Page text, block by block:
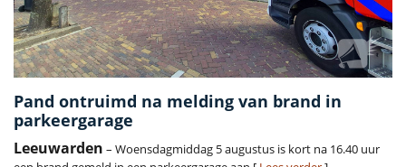
Pand ontruimd na melding van brand in
parkeergarage
Leeuwarden – Woensdagmiddag 5 augustus is kort na 16.40 uur